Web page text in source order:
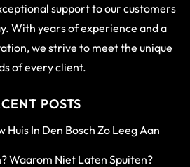
support to our customers
With years of experience and a
we strive to meet the unique
of every client.
POSTS
Huis In Den Bosch Zo Leeg Aan
Waarom Niet Laten Spuiten?